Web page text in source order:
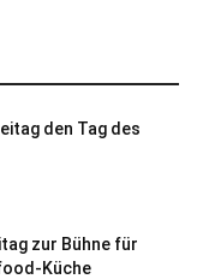
den Tag des
zur Bühne für
Küche